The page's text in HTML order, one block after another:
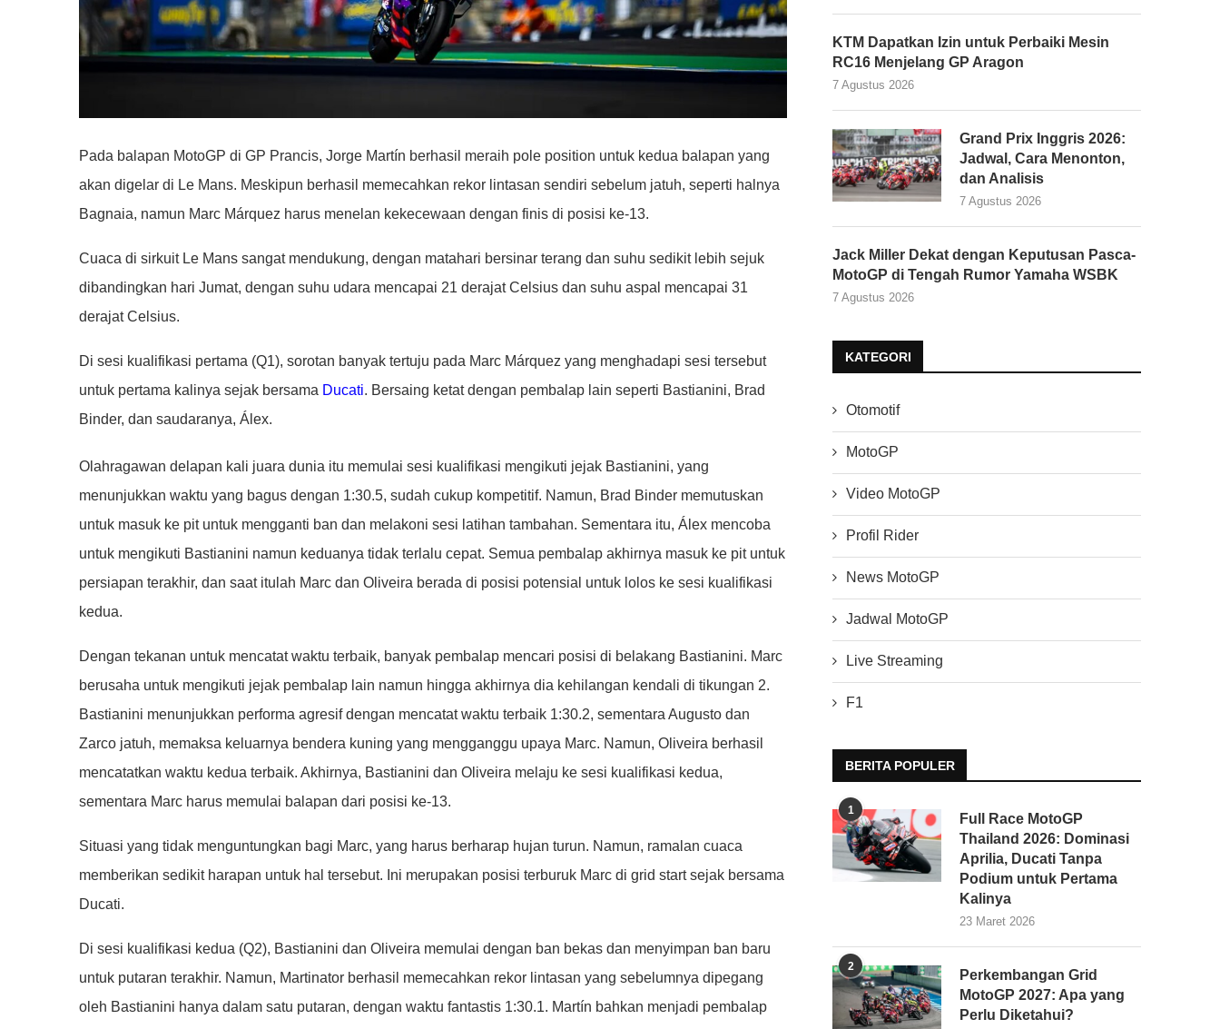
Pada balapan MotoGP di GP Prancis, Jorge Martín berhasil meraih pole position untuk kedua balapan yang
akan digelar di Le Mans. Meskipun berhasil memecahkan rekor lintasan sendiri sebelum jatuh, seperti halnya
Bagnaia, namun Marc Márquez harus menelan kekecewaan dengan finis di posisi ke-13.
Cuaca di sirkuit Le Mans sangat mendukung, dengan matahari bersinar terang dan suhu sedikit lebih sejuk
dibandingkan hari Jumat, dengan suhu udara mencapai 21 derajat Celsius dan suhu aspal mencapai 31
derajat Celsius.
Di sesi kualifikasi pertama (Q1), sorotan banyak tertuju pada Marc Márquez yang menghadapi sesi tersebut
untuk pertama kalinya sejak bersama Ducati. Bersaing ketat dengan pembalap lain seperti Bastianini, Brad
Binder, dan saudaranya, Álex.
Olahragawan delapan kali juara dunia itu memulai sesi kualifikasi mengikuti jejak Bastianini, yang
menunjukkan waktu yang bagus dengan 1:30.5, sudah cukup kompetitif. Namun, Brad Binder memutuskan
untuk masuk ke pit untuk mengganti ban dan melakoni sesi latihan tambahan. Sementara itu, Álex mencoba
untuk mengikuti Bastianini namun keduanya tidak terlalu cepat. Semua pembalap akhirnya masuk ke pit untuk
persiapan terakhir, dan saat itulah Marc dan Oliveira berada di posisi potensial untuk lolos ke sesi kualifikasi
kedua.
Dengan tekanan untuk mencatat waktu terbaik, banyak pembalap mencari posisi di belakang Bastianini. Marc
berusaha untuk mengikuti jejak pembalap lain namun hingga akhirnya dia kehilangan kendali di tikungan 2.
Bastianini menunjukkan performa agresif dengan mencatat waktu terbaik 1:30.2, sementara Augusto dan
Zarco jatuh, memaksa keluarnya bendera kuning yang mengganggu upaya Marc. Namun, Oliveira berhasil
mencatatkan waktu kedua terbaik. Akhirnya, Bastianini dan Oliveira melaju ke sesi kualifikasi kedua,
sementara Marc harus memulai balapan dari posisi ke-13.
Situasi yang tidak menguntungkan bagi Marc, yang harus berharap hujan turun. Namun, ramalan cuaca
memberikan sedikit harapan untuk hal tersebut. Ini merupakan posisi terburuk Marc di grid start sejak bersama
Ducati.
Di sesi kualifikasi kedua (Q2), Bastianini dan Oliveira memulai dengan ban bekas dan menyimpan ban baru
untuk putaran terakhir. Namun, Martinator berhasil memecahkan rekor lintasan yang sebelumnya dipegang
oleh Bastianini hanya dalam satu putaran, dengan waktu fantastis 1:30.1. Martín bahkan menjadi pembalap
KTM Dapatkan Izin untuk Perbaiki Mesin
RC16 Menjelang GP Aragon
7 Agustus 2026
Grand Prix Inggris 2026:
Jadwal, Cara Menonton,
dan Analisis
7 Agustus 2026
Jack Miller Dekat dengan Keputusan Pasca-
MotoGP di Tengah Rumor Yamaha WSBK
7 Agustus 2026
KATEGORI
Otomotif
MotoGP
Video MotoGP
Profil Rider
News MotoGP
Jadwal MotoGP
Live Streaming
F1
BERITA POPULER
1
Full Race MotoGP
Thailand 2026: Dominasi
Aprilia, Ducati Tanpa
Podium untuk Pertama
Kalinya
23 Maret 2026
2
Perkembangan Grid
MotoGP 2027: Apa yang
Perlu Diketahui?